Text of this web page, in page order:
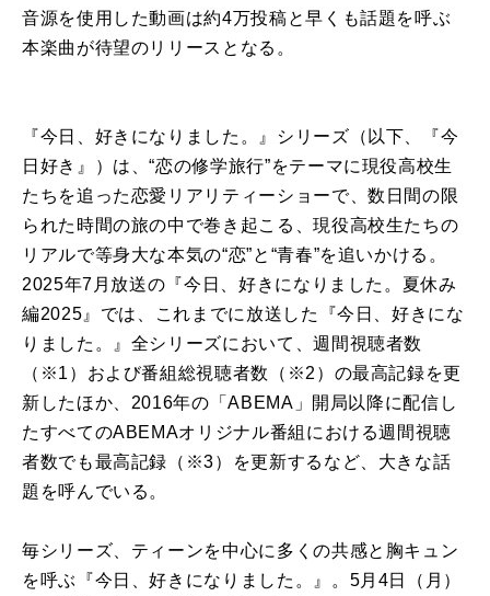
音源を使用した動画は約4万投稿と早くも話題を呼ぶ
本楽曲が待望のリリースとなる。
『今日、好きになりました。』シリーズ（以下、『今
日好き』）は、“恋の修学旅行”をテーマに現役高校生
たちを追った恋愛リアリティーショーで、数日間の限
られた時間の旅の中で巻き起こる、現役高校生たちの
リアルで等身大な本気の“恋”と“青春”を追いかける。
2025年7月放送の『今日、好きになりました。夏休み
編2025』では、これまでに放送した『今日、好きにな
りました。』全シリーズにおいて、週間視聴者数
（※1）および番組総視聴者数（※2）の最高記録を更
新したほか、2016年の「ABEMA」開局以降に配信し
たすべてのABEMAオリジナル番組における週間視聴
者数でも最高記録（※3）を更新するなど、大きな話
題を呼んでいる。
毎シリーズ、ティーンを中心に多くの共感と胸キュン
を呼ぶ『今日、好きになりました。』。5月4日（月）